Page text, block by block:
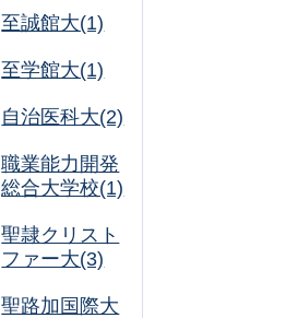
至誠館大(1)
至学館大(1)
自治医科大(2)
職業能力開発
総合大学校(1)
聖隷クリスト
ファー大(3)
聖路加国際大